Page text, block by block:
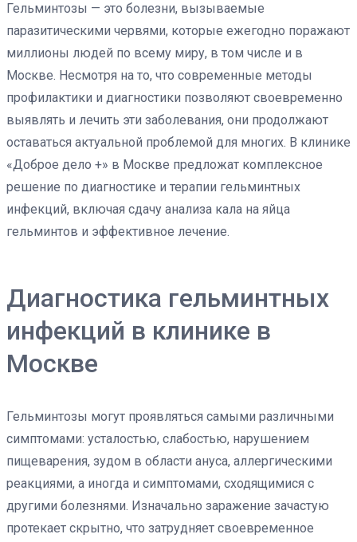
Гельминтозы — это болезни, вызываемые
паразитическими червями, которые ежегодно поражают
миллионы людей по всему миру, в том числе и в
Москве. Несмотря на то, что современные методы
профилактики и диагностики позволяют своевременно
выявлять и лечить эти заболевания, они продолжают
оставаться актуальной проблемой для многих. В клинике
«Доброе дело +» в Москве предложат комплексное
решение по диагностике и терапии гельминтных
инфекций, включая сдачу анализа кала на яйца
гельминтов и эффективное лечение.
Диагностика гельминтных
инфекций в клинике в
Москве
Гельминтозы могут проявляться самыми различными
симптомами: усталостью, слабостью, нарушением
пищеварения, зудом в области ануса, аллергическими
реакциями, а иногда и симптомами, сходящимися с
другими болезнями. Изначально заражение зачастую
протекает скрытно, что затрудняет своевременное